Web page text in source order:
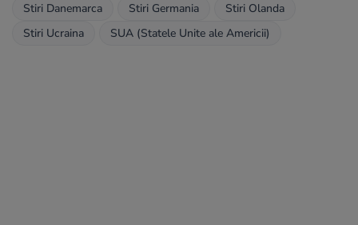
Stiri Danemarca
Stiri Germania
Stiri Olanda
Stiri Ucraina
SUA (Statele Unite ale Americii)